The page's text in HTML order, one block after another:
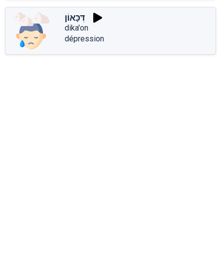
דִּכָּאוֹן
dika'on
dépression